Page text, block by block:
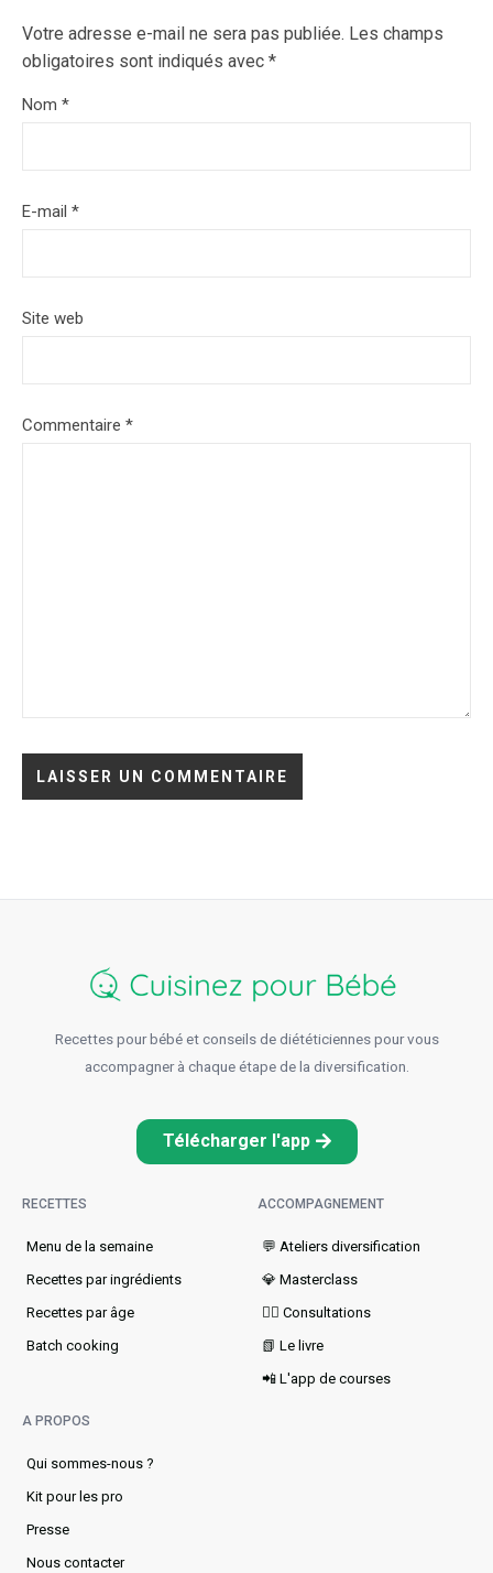
Votre adresse e-mail ne sera pas publiée. Les champs
obligatoires sont indiqués avec *
Nom *
E-mail *
Site web
Commentaire *
Recettes pour bébé et conseils de diététiciennes pour vous
accompagner à chaque étape de la diversification.
Télécharger l'app
RECETTES
Menu de la semaine​
Recettes par ingrédients
Recettes par âge
Batch cooking
ACCOMPAGNEMENT
💬 Ateliers diversification
💎 Masterclass
👩‍⚕️ Consultations
📗 Le livre
📲 L'app de courses
A PROPOS
Qui sommes-nous ?
Kit pour les pro
Presse
Nous contacter